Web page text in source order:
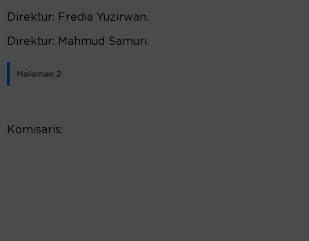
Direktur: Fredia Yuzirwan.
Direktur: Mahmud Samuri.
Halaman 2
Komisaris: